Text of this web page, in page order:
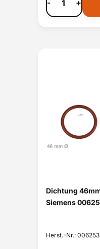
- +
Dichtung
Siemens
Herst.-Nr.: